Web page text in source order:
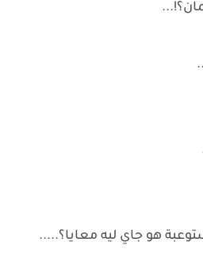
هو جاي ليه معايا؟.....